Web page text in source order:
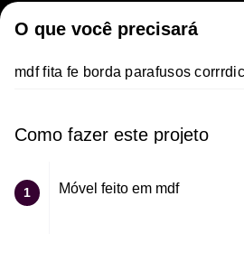
O que você precisará
mdf fita fe borda parafusos
Como fazer este projeto
1 Móvel feito em mdf